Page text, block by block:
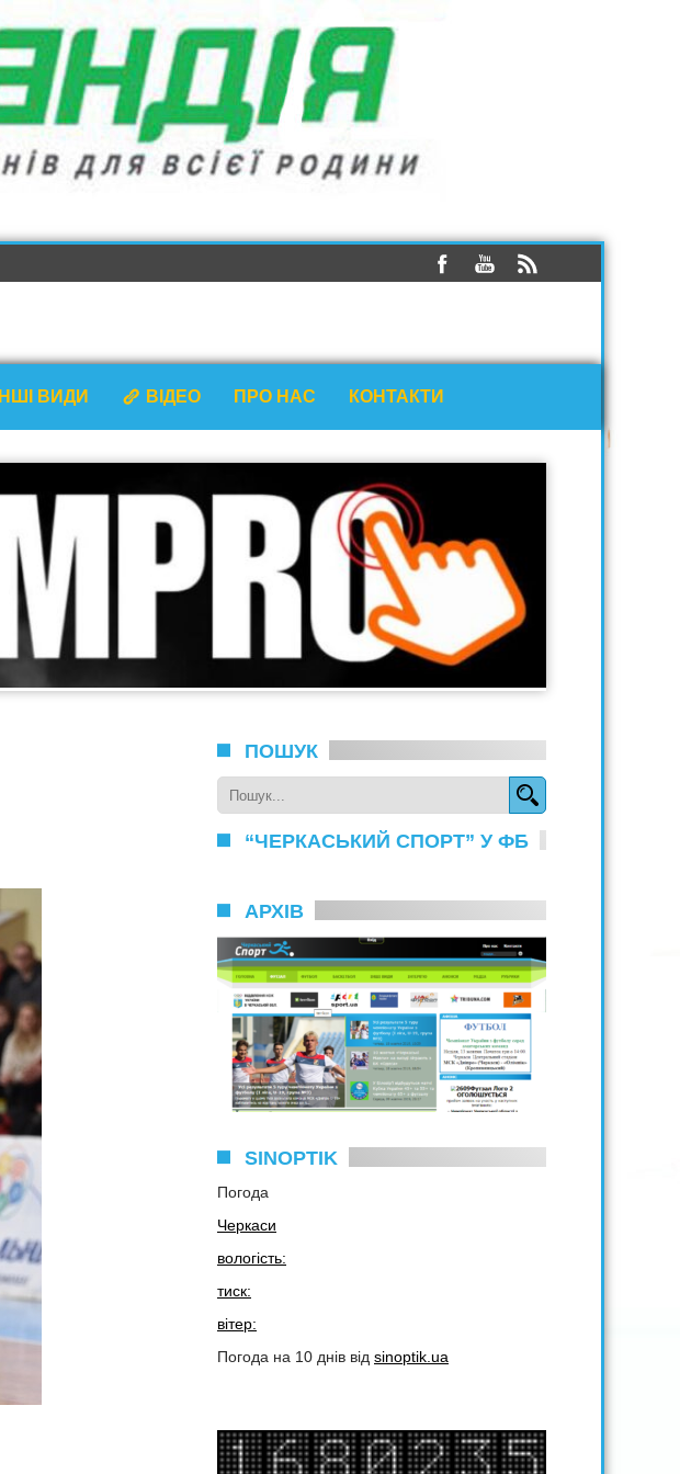
ІНШІ ВИДИ ВІДЕО ПРО НАС КОНТАКТИ
ПОШУК
“ЧЕРКАСЬКИЙ СПОРТ” У ФБ
АРХІВ
SINOPTIK
Погода
Черкаси
вологість:
тиск:
вітер:
Погода на 10 днів від sinoptik.ua